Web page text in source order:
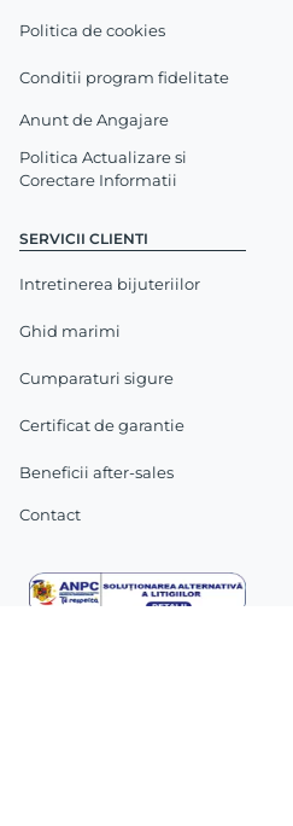
Politica de cookies
Conditii program fidelitate
Anunt de Angajare
Politica Actualizare si
Corectare Informatii
SERVICII CLIENTI
Intretinerea bijuteriilor
Ghid marimi
Cumparaturi sigure
Certificat de garantie
Beneficii after-sales
Contact